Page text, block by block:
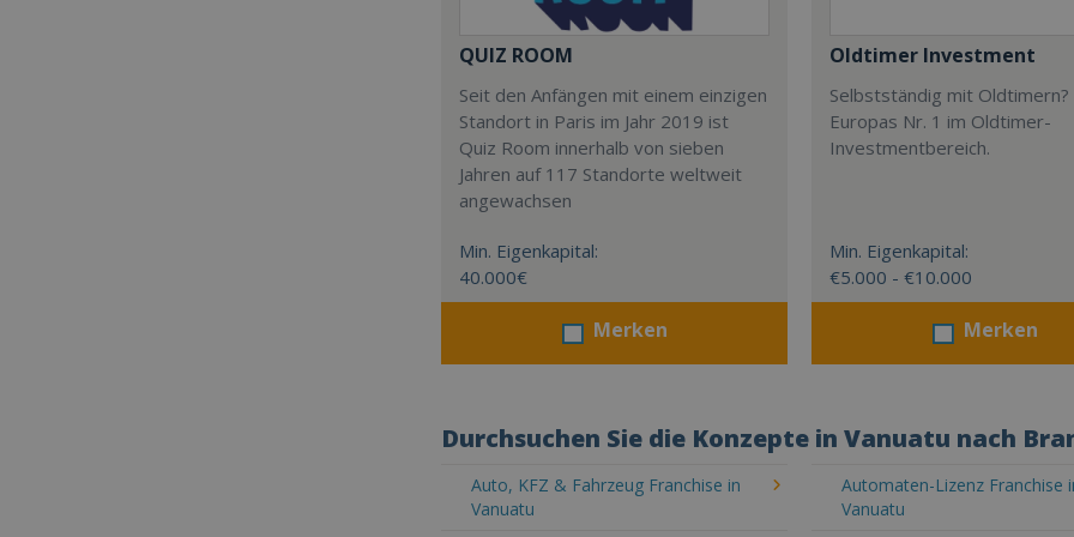
QUIZ ROOM
Seit den Anfängen mit einem einzigen
Standort in Paris im Jahr 2019 ist
Quiz Room innerhalb von sieben
Jahren auf 117 Standorte weltweit
angewachsen
Min. Eigenkapital:
40.000€
Merken
Oldtimer Investment
Selbstständig mit Oldtimern?
Europas Nr. 1 im Oldtimer-
Investmentbereich.
Min. Eigenkapital:
€5.000 - €10.000
Merken
Durchsuchen Sie die Konzepte in Vanuatu nach
Auto, KFZ & Fahrzeug Franchise in
Vanuatu
Automaten-Lizenz Franchise
Vanuatu